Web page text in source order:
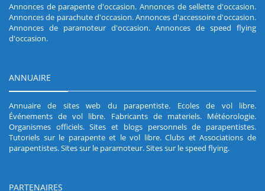
Annonces de parapente d'occasion. Annonces de sellette d'occasion.
Annonces de parachute d'occasion.Annonces d'accessoire d'occasion.
Annonces de paramoteur d'occasion. Annonces de speed flying
d'occasion.
ANNUAIRE
Annuaire de sites web du parapentiste. Ecoles de vol libre.
Événements de vol libre. Fabricants de materiels. Météorologie.
Organismes officiels.Sites et blogs personnels de parapentistes.
Tutoriels sur le parapente et le vol libre.Clubs et Associations de
parapentistes.Sites sur le paramoteur.Sites sur le speed flying.
PARTENAIRES